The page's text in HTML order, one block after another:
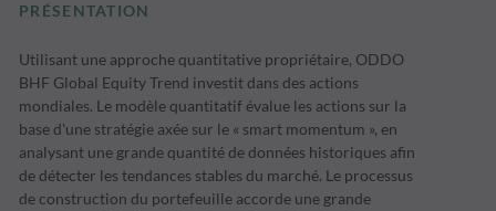
PRÉSENTATION
Utilisant une approche quantitative propriétaire, ODDO
BHF Global Equity Trend investit dans des actions
mondiales. Le modèle quantitatif évalue les actions sur la
base d'une stratégie axée sur le « smart momentum », en
analysant une grande quantité de données historiques afin
de détecter les tendances stables du marché. Le processus
de construction du portefeuille accorde une grande